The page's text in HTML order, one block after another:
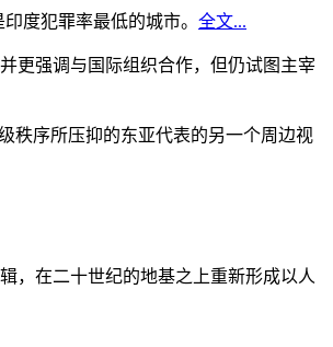
度犯罪率最低的城市。 全文...
更强调与国际组织合作，但仍试图主宰
秩序所压抑的东亚代表的另一个周边视
，在二十世纪的地基之上重新形成以人